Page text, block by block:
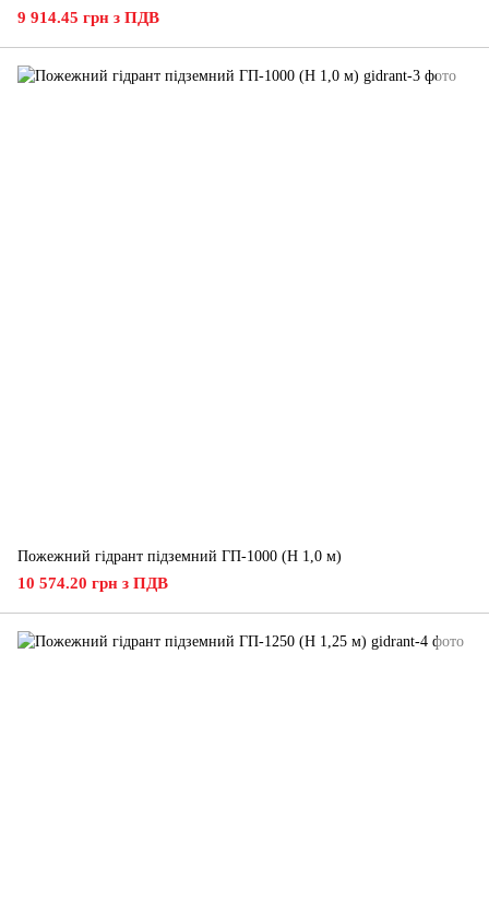
9 914.45 грн з ПДВ
Пожежний гідрант підземний ГП-1000 (H 1,0 м)
10 574.20 грн з ПДВ